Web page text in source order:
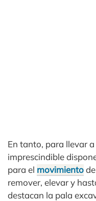
En tanto, para llevar
imprescindible
para el movimiento
remover, elevar y
destacan la pala